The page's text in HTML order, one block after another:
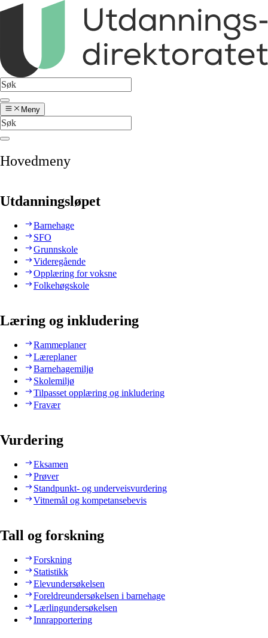
Meny
Hovedmeny
Utdanningsløpet
Barnehage
SFO
Grunnskole
Videregående
Opplæring for voksne
Folkehøgskole
Læring og inkludering
Rammeplaner
Læreplaner
Barnehagemiljø
Skolemiljø
Tilpasset opplæring og inkludering
Fravær
Vurdering
Eksamen
Prøver
Standpunkt- og underveisvurdering
Vitnemål og kompetansebevis
Tall og forskning
Forskning
Statistikk
Elevundersøkelsen
Foreldreundersøkelsen i barnehage
Lærlingundersøkelsen
Innrapportering